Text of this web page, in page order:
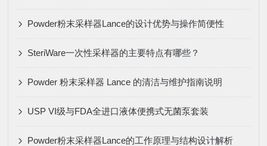
Powder粉末采样器Lance的设计优势与操作简便性
SteriWare一次性采样器的主要特点有哪些？
Powder 粉末采样器 Lance 的清洁与维护指南说明
USP VI级与FDA全进口液体便携式无菌泵套装
Powder粉末采样器Lance的工作原理与结构设计解析